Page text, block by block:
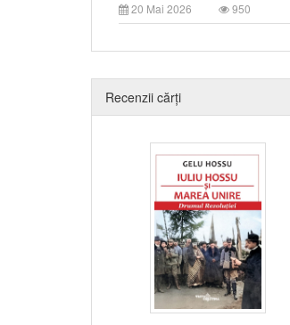
20 Mai 2026 950
Recenzii cărți